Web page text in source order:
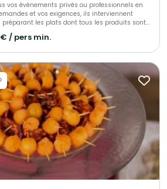
vos événements privés ou professionnels en
et vos exigences, ils interviennent
préparant les plats dont tous les produits sont
et ajustable selon vos envies.
/ pers min.